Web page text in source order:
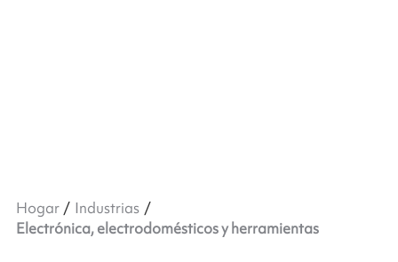
Hogar
Industrias
Electrónica, electrodomésticos y herramientas